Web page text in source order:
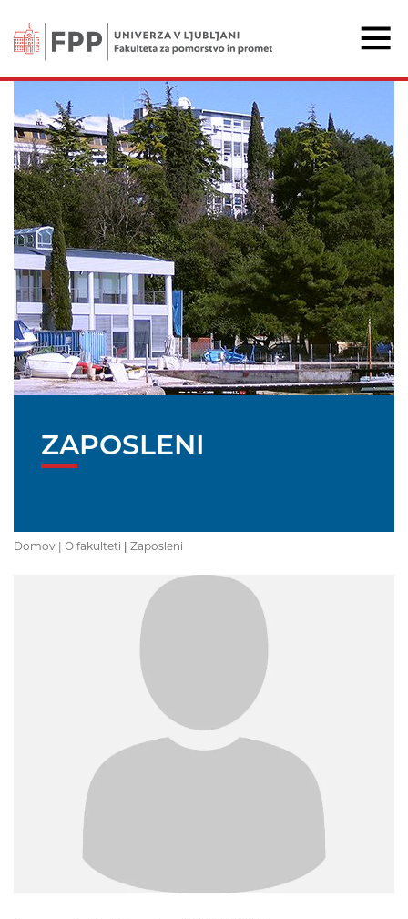
ZAPOSLENI
Domov | O fakulteti | Zaposleni